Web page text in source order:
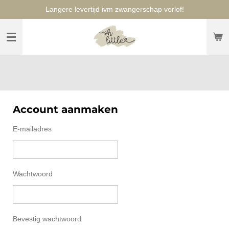
naar
hoofdinhoud
Langere levertijd ivm zwangerschap verlof!
Account aanmaken
E-mailadres
Wachtwoord
Bevestig wachtwoord